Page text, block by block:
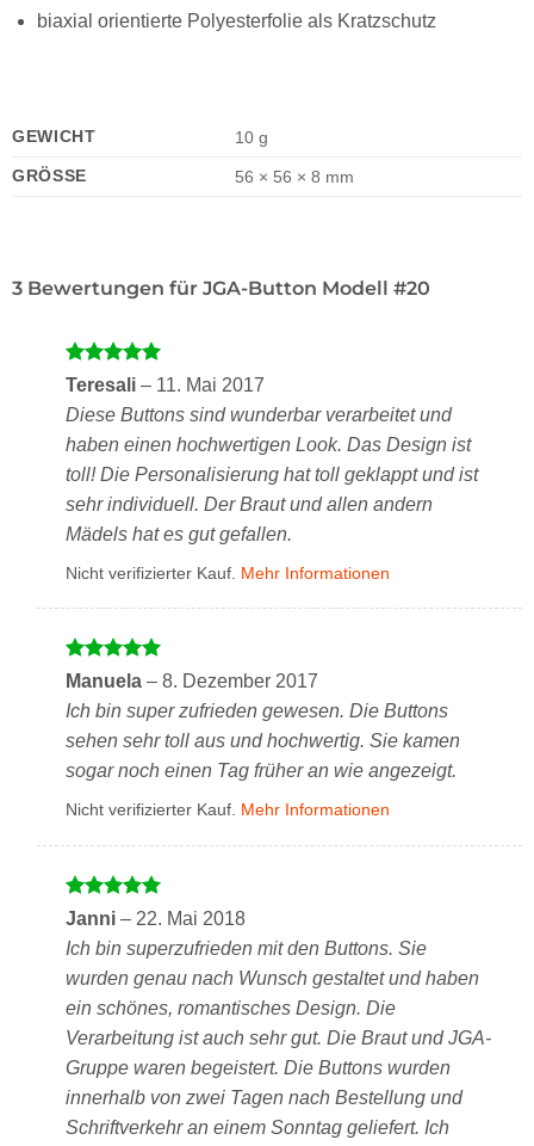
biaxial orientierte Polyesterfolie als Kratzschutz
GEWICHT
10 g
GRÖSSE
56 × 56 × 8 mm
3 Bewertungen für JGA-Button Modell #20
Bewertet
5
Teresali – 11. Mai 2017
Diese Buttons sind wunderbar verarbeitet und
haben einen hochwertigen Look. Das Design ist
toll! Die Personalisierung hat toll geklappt und ist
sehr individuell. Der Braut und allen andern
Mädels hat es gut gefallen.
Nicht verifizierter Kauf. Mehr Informationen
Bewertet
5
Manuela – 8. Dezember 2017
Ich bin super zufrieden gewesen. Die Buttons
sehen sehr toll aus und hochwertig. Sie kamen
sogar noch einen Tag früher an wie angezeigt.
Nicht verifizierter Kauf. Mehr Informationen
Bewertet
5
Janni – 22. Mai 2018
Ich bin superzufrieden mit den Buttons. Sie
wurden genau nach Wunsch gestaltet und haben
ein schönes, romantisches Design. Die
Verarbeitung ist auch sehr gut. Die Braut und JGA-
Gruppe waren begeistert. Die Buttons wurden
innerhalb von zwei Tagen nach Bestellung und
Schriftverkehr an einem Sonntag geliefert. Ich